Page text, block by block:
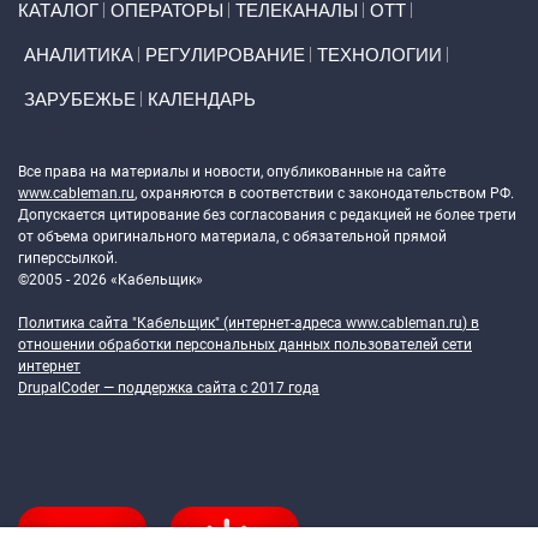
КАТАЛОГ ОПЕРАТОРЫ ТЕЛЕКАНАЛЫ ОТТ
АНАЛИТИКА РЕГУЛИРОВАНИЕ ТЕХНОЛОГИИ
ЗАРУБЕЖЬЕ КАЛЕНДАРЬ
Все права на материалы и новости, опубликованные на сайте
www.cableman.ru, охраняются в соответствии с законодательством РФ.
Допускается цитирование без согласования с редакцией не более трети
от объема оригинального материала, с обязательной прямой
гиперссылкой.
©2005 - 2026 «Кабельщик»
Политика сайта "Кабельщик" (интернет-адреса www.cableman.ru) в
отношении обработки персональных данных пользователей сети
интернет
DrupalCoder — поддержка сайта c 2017 года